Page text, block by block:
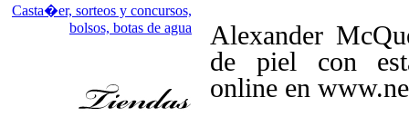
Casta�er, sorteos y concursos,
bolsos, botas de agua
Alexander
de piel con
online en